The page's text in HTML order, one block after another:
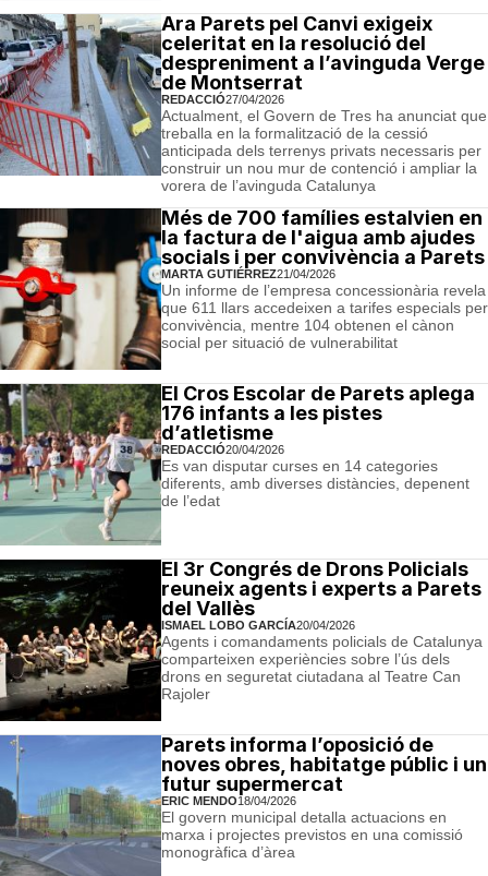
Ara Parets pel Canvi exigeix
celeritat en la resolució del
despreniment a l’avinguda Verge
de Montserrat
REDACCIÓ27/04/2026
Actualment, el Govern de Tres ha anunciat que
treballa en la formalització de la cessió
anticipada dels terrenys privats necessaris per
construir un nou mur de contenció i ampliar la
vorera de l’avinguda Catalunya
Més de 700 famílies estalvien en
la factura de l'aigua amb ajudes
socials i per convivència a Parets
MARTA GUTIÉRREZ21/04/2026
Un informe de l’empresa concessionària revela
que 611 llars accedeixen a tarifes especials per
convivència, mentre 104 obtenen el cànon
social per situació de vulnerabilitat
El Cros Escolar de Parets aplega
176 infants a les pistes
d’atletisme
REDACCIÓ20/04/2026
Es van disputar curses en 14 categories
diferents, amb diverses distàncies, depenent
de l’edat
El 3r Congrés de Drons Policials
reuneix agents i experts a Parets
del Vallès
ISMAEL LOBO GARCÍA20/04/2026
Agents i comandaments policials de Catalunya
comparteixen experiències sobre l’ús dels
drons en seguretat ciutadana al Teatre Can
Rajoler
Parets informa l’oposició de
noves obres, habitatge públic i un
futur supermercat
ERIC MENDO18/04/2026
El govern municipal detalla actuacions en
marxa i projectes previstos en una comissió
monogràfica d’àrea